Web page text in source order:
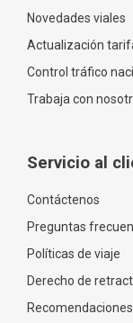
Novedades viales
Actualización
Control tráfico
Trabaja con
Servicio al
Contáctenos
Preguntas
Políticas de viaje
Derecho de